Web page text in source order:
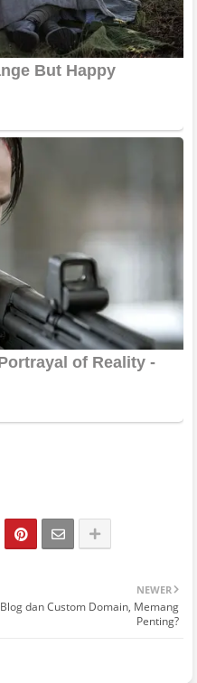
NEWER
Blog dan Custom Domain, Memang
Penting?